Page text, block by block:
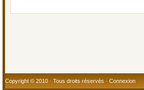
Copyright © 2010 · Tous droits réservés · Connexion